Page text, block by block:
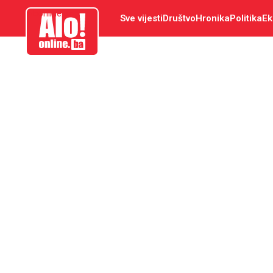
aloonline.ba Sve vijestiDruštvoHronikaPolitika